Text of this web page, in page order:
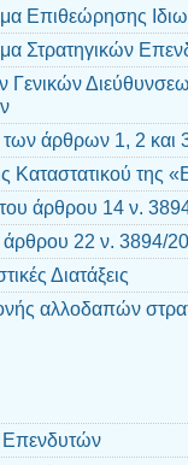
Επιθεώρησης
Στρατηγικών
άρθρων 1, 2 και
Καταστατικού της
άρθρου 14 ν.
22 ν. 3894/
Διατάξεις
αλλοδαπών
Επενδυτών